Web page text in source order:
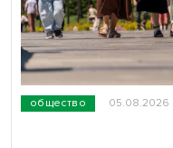
общество 05.08.2026